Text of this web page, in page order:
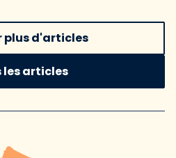
plus d'articles
les articles